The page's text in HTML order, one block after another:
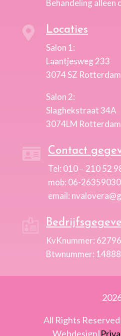
Behandeling alleen
 Locaties
Salon 1:
Laantjesweg 233
3074 SZ Rotterdam
Salon 2:
Slaghekstraat 34A
3074LM Rotterdam
 Contact
Tel: 010 – 210 52
mob: 06-26359030
email:
KvKnummer:
Btwnummer:
All Rights
Webdesign|